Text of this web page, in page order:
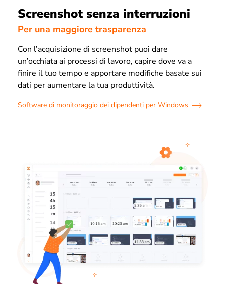
Screenshot senza interruzioni
Per una maggiore trasparenza
Con l’acquisizione di screenshot puoi dare
un’occhiata ai processi di lavoro, capire dove va a
finire il tuo tempo e apportare modifiche basate sui
dati per aumentare la tua produttività.
Software di monitoraggio dei dipendenti per Windows